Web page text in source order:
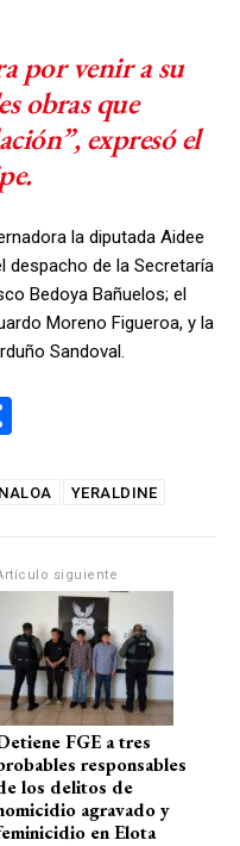
por venir a su
obras que
expresó el
la diputada Aidee
despacho de la Secretaría
Bedoya Bañuelos; el
Moreno Figueroa, y la
Sandoval.
m
ar
tir
YERALDINE
siguiente
FGE a tres
responsables
los delitos de
agravado y
en Elota